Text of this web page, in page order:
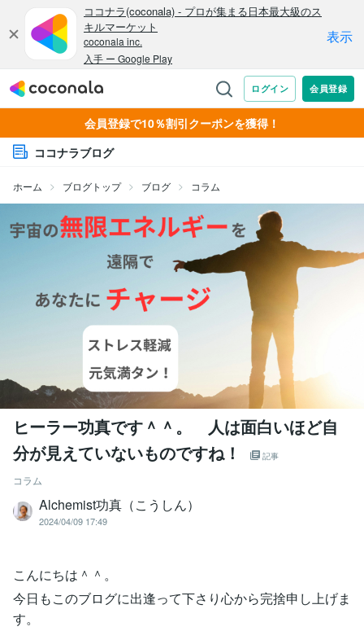
会員登録で10％割引クーポンを獲得！
ココナラブログ
ホーム ブログトップ ブログ コラム
ヒーラー功真です＾＾。 人は面白いほど自
分が見えていないものですね！
記事
コラム
Alchemist功真（こうしん）
2024/04/09 17:49
こんにちは＾＾。
今日もこのブログに出逢って下さり心から完捨申し上げま
す。